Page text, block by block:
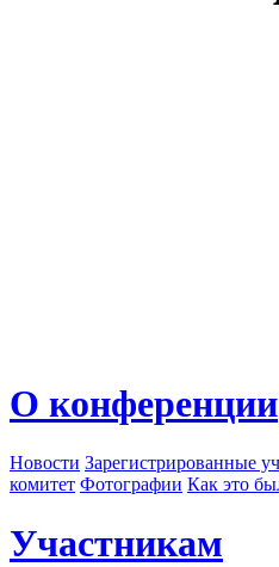
О конференции
Новости Зарегистрированные
комитет Фотографии Как это
Участникам